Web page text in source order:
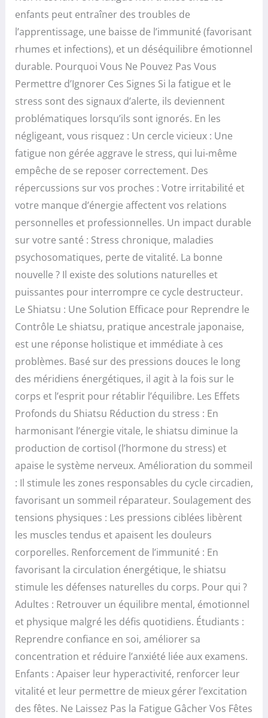
enfants peut entraîner des troubles de
l’apprentissage, une baisse de l’immunité (favorisant
rhumes et infections), et un déséquilibre émotionnel
durable. Pourquoi Vous Ne Pouvez Pas Vous
Permettre d’Ignorer Ces Signes Si la fatigue et le
stress sont des signaux d’alerte, ils deviennent
problématiques lorsqu’ils sont ignorés. En les
négligeant, vous risquez : Un cercle vicieux : Une
fatigue non gérée aggrave le stress, qui lui-même
empêche de se reposer correctement. Des
répercussions sur vos proches : Votre irritabilité et
votre manque d’énergie affectent vos relations
personnelles et professionnelles. Un impact durable
sur votre santé : Stress chronique, maladies
psychosomatiques, perte de vitalité. La bonne
nouvelle ? Il existe des solutions naturelles et
puissantes pour interrompre ce cycle destructeur.
Le Shiatsu : Une Solution Efficace pour Reprendre le
Contrôle Le shiatsu, pratique ancestrale japonaise,
est une réponse holistique et immédiate à ces
problèmes. Basé sur des pressions douces le long
des méridiens énergétiques, il agit à la fois sur le
corps et l’esprit pour rétablir l’équilibre. Les Effets
Profonds du Shiatsu Réduction du stress : En
harmonisant l’énergie vitale, le shiatsu diminue la
production de cortisol (l’hormone du stress) et
apaise le système nerveux. Amélioration du sommeil
: Il stimule les zones responsables du cycle circadien,
favorisant un sommeil réparateur. Soulagement des
tensions physiques : Les pressions ciblées libèrent
les muscles tendus et apaisent les douleurs
corporelles. Renforcement de l’immunité : En
favorisant la circulation énergétique, le shiatsu
stimule les défenses naturelles du corps. Pour qui ?
Adultes : Retrouver un équilibre mental, émotionnel
et physique malgré les défis quotidiens. Étudiants :
Reprendre confiance en soi, améliorer sa
concentration et réduire l’anxiété liée aux examens.
Enfants : Apaiser leur hyperactivité, renforcer leur
vitalité et leur permettre de mieux gérer l’excitation
des fêtes. Ne Laissez Pas la Fatigue Gâcher Vos Fêtes